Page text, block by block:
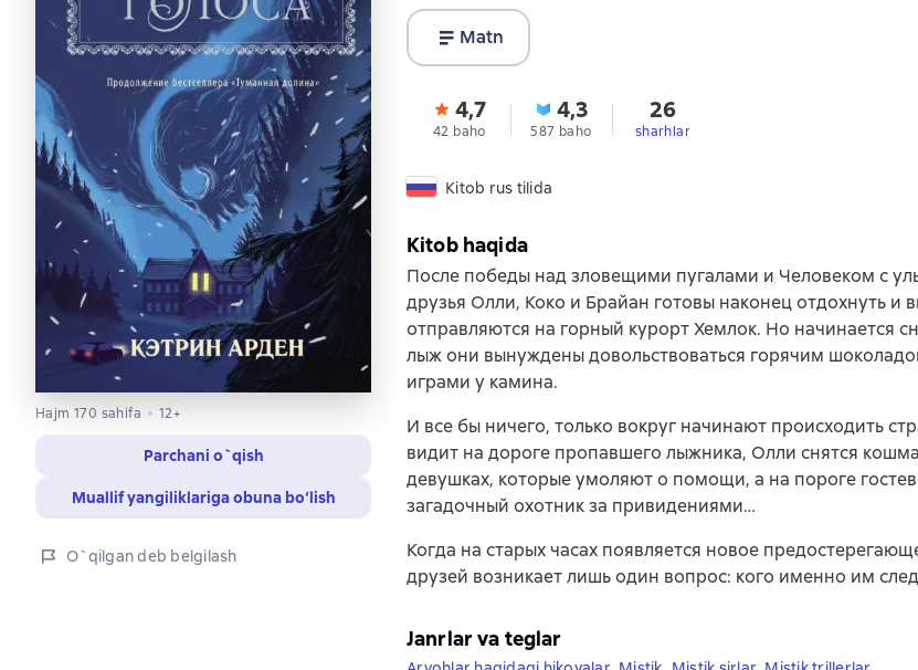
Hajm 170 sahifa 12+
Parchani o`qish
Muallif yangiliklariga obuna bo‘lish
O`qilgan deb belgilash
Matn
4,7
42 baho
4,3
587 baho
26
sharhlar
Kitob rus tilida
Kitob haqida
После победы над зловещими пугалами и Человеком с
друзья Олли, Коко и Брайан готовы наконец отдохнуть и
отправляются на горный курорт Хемлок. Но начинается
лыж они вынуждены довольствоваться горячим
играми у камина.
И все бы ничего, только вокруг начинают происходить
видит на дороге пропавшего лыжника, Олли снятся
девушках, которые умоляют о помощи, а на пороге
загадочный охотник за привидениями…
Когда на старых часах появляется новое
друзей возникает лишь один вопрос: кого именно им
Janrlar va teglar